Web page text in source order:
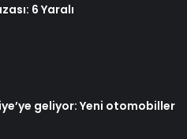
6 Yaralı
geliyor: Yeni otomobiller